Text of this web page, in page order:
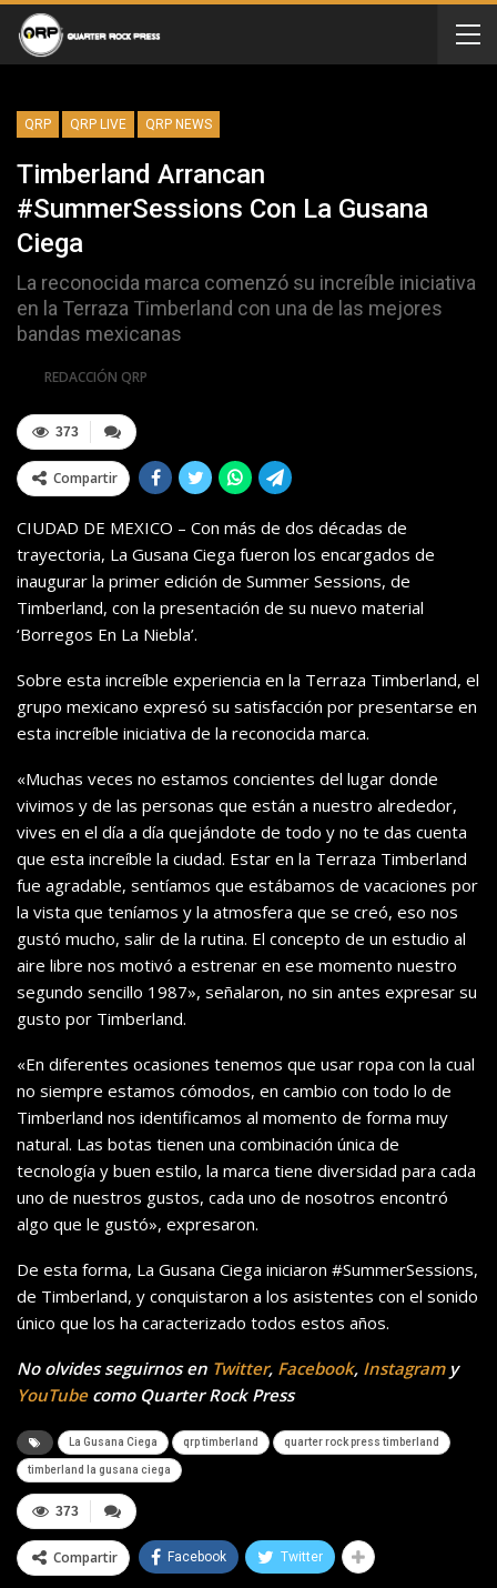
QRP QRP LIVE QRP NEWS
Timberland Arrancan
#SummerSessions Con La Gusana
Ciega
La reconocida marca comenzó su increíble iniciativa
en la Terraza Timberland con una de las mejores
bandas mexicanas
REDACCIÓN QRP
373
Compartir
CIUDAD DE MEXICO – Con más de dos décadas de
trayectoria, La Gusana Ciega fueron los encargados de
inaugurar la primer edición de Summer Sessions, de
Timberland, con la presentación de su nuevo material
‘Borregos En La Niebla’.
Sobre esta increíble experiencia en la Terraza Timberland, el
grupo mexicano expresó su satisfacción por presentarse en
esta increíble iniciativa de la reconocida marca.
«Muchas veces no estamos concientes del lugar donde
vivimos y de las personas que están a nuestro alrededor,
vives en el día a día quejándote de todo y no te das cuenta
que esta increíble la ciudad. Estar en la Terraza Timberland
fue agradable, sentíamos que estábamos de vacaciones por
la vista que teníamos y la atmosfera que se creó, eso nos
gustó mucho, salir de la rutina. El concepto de un estudio al
aire libre nos motivó a estrenar en ese momento nuestro
segundo sencillo 1987», señalaron, no sin antes expresar su
gusto por Timberland.
«En diferentes ocasiones tenemos que usar ropa con la cual
no siempre estamos cómodos, en cambio con todo lo de
Timberland nos identificamos al momento de forma muy
natural. Las botas tienen una combinación única de
tecnología y buen estilo, la marca tiene diversidad para cada
uno de nuestros gustos, cada uno de nosotros encontró
algo que le gustó», expresaron.
De esta forma, La Gusana Ciega iniciaron #SummerSessions,
de Timberland, y conquistaron a los asistentes con el sonido
único que los ha caracterizado todos estos años.
No olvides seguirnos en Twitter, Facebook, Instagramy
YouTubecomo Quarter Rock Press
La Gusana Ciega qrp timberland quarter rock press timberland
timberland la gusana ciega
373
Compartir Facebook Twitter